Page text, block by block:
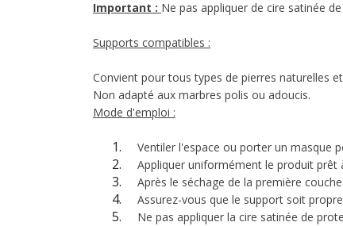
Important : Ne pas appliquer de cire satinée
Supports compatibles :
Convient pour tous types de pierres naturelles
Non adapté aux marbres polis ou adoucis.
Mode d'emploi :
Ventiler l'espace ou porter un masque
Appliquer uniformément le produit prêt
Après le séchage de la première
Assurez-vous que le support soit
Ne pas appliquer la cire satinée de